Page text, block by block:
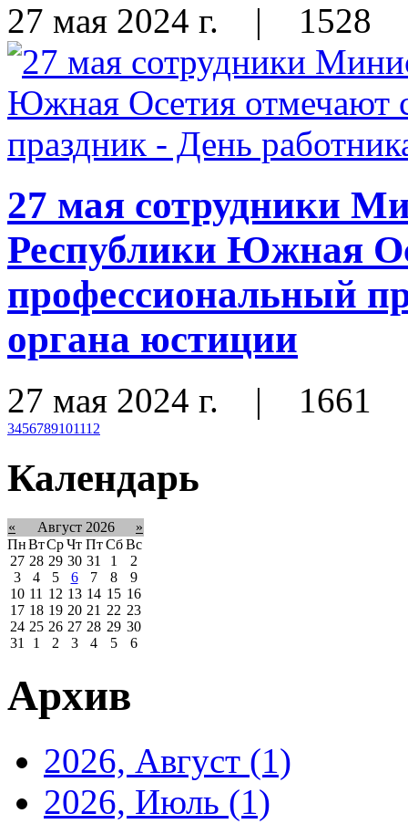
27 мая 2024 г. | 1528
27 мая сотрудники
Республики Южная
профессиональный
органа юстиции
27 мая 2024 г. | 1661
3456789101112
Календарь
« Август 2026
»
ПнВтСрЧт Пт Сб Вс
27 28 29 30 31 1
2
3
4 5 6 7 8
9
10 11 12 13 14 15 16
17 18 19 20 21 22 23
24 25 26 27 28 29 30
31
1 2 3 4 5 6
Архив
2026, Август (1)
2026, Июль (1)